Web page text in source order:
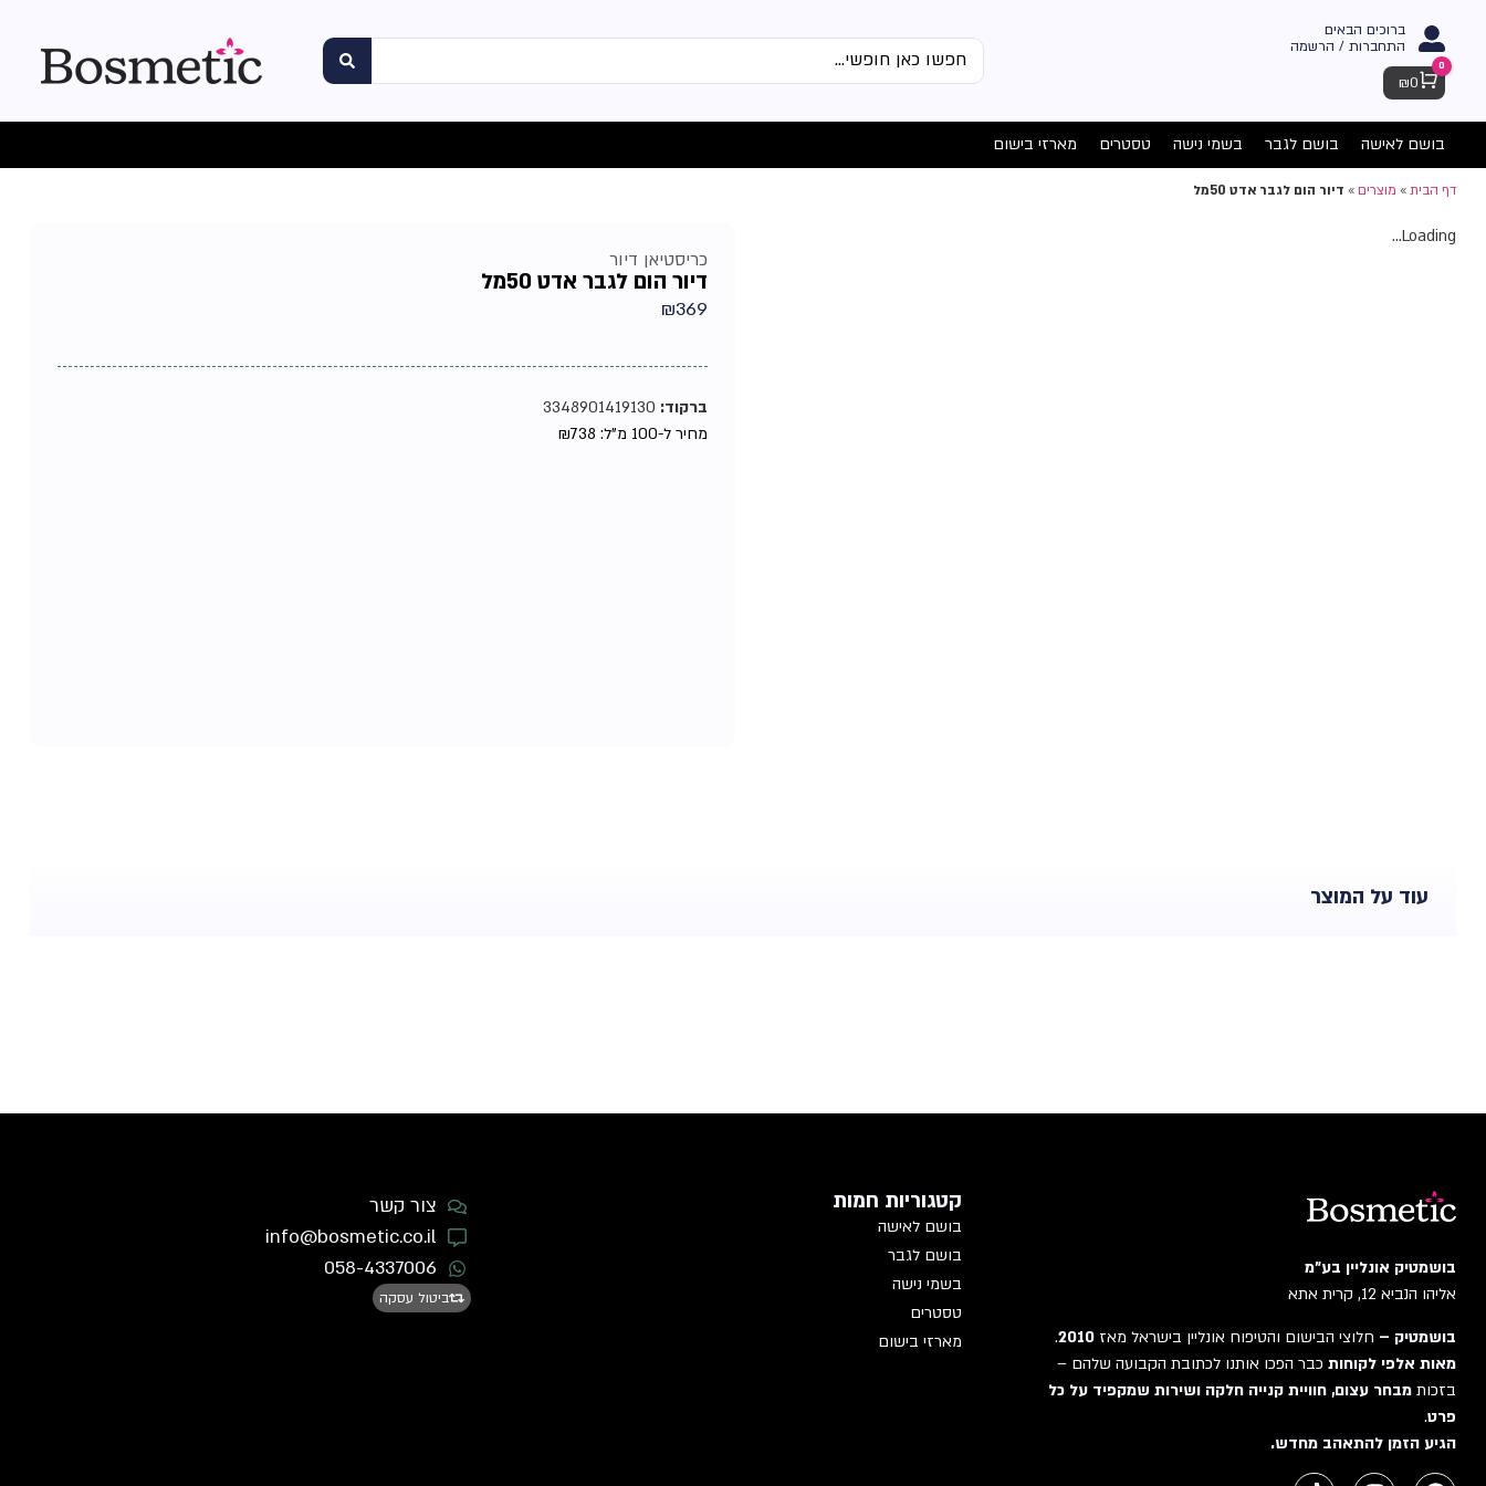
ברוכים הבאים
התחברות / הרשמה
Cart
0
₪0
בושם לאישה בושם לגבר בשמי נישה טסטרים מארזי בישום
דף הבית» מוצרים» דיור הום לגבר אדט 50מל
Loading...
כריסטיאן דיור
דיור הום לגבר אדט 50מל
₪369
ברקוד:
מחיר ל-100 מ"ל:
₪738
עוד על המוצר
בושמטיק אונליין בע"מ
אליהו הנביא 12, קרית אתא
בושמטיק – חלוצי הבישום והטיפוח אונליין בישראל מאז 2010
.
מאות אלפי לקוחות כבר הפכו אותנו לכתובת הקבועה שלהם –
בזכות מבחר עצום, חוויית קנייה חלקה ושירות שמקפיד על כל
פרט.
הגיע הזמן להתאהב מחדש.
קטגוריות חמות
בושם לאישה
בושם לגבר
בשמי נישה
טסטרים
מארזי בישום
צור קשר
info@bosmetic.co.il
058-4337006
ביטול עסקה